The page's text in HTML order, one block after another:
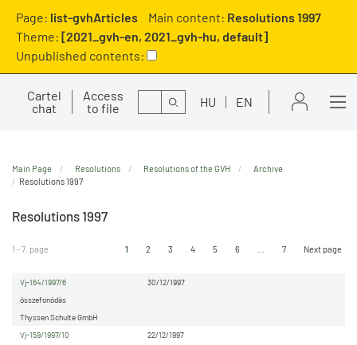
Page: list-gvhArticles Main content: Resolutions 1997
Theme: [2021_gvh-en, 2021_gvh-hu, default]
Unpublished contents:
Cartel
chat
Access
to file
Search HU EN
Main Page Resolutions Resolutions of the GVH
Archive
Resolutions 1997
Resolutions 1997
1 - 7. page 1 2 3 4 5 6 7 Next page
30/12/1997
Vj-164/1997/6
Thyssen Schulte GmbH
összefonódás
22/12/1997
Vj-159/1997/10